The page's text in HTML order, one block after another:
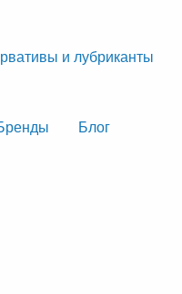
и лубриканты
Блог